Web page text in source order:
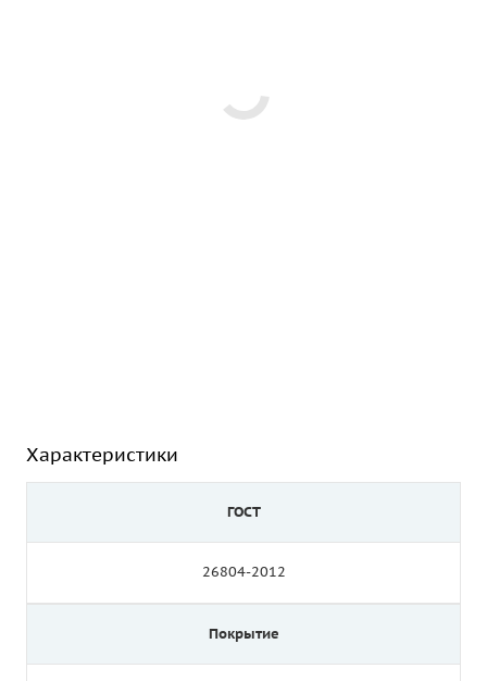
Характеристики
ГОСТ
26804-2012
Покрытие